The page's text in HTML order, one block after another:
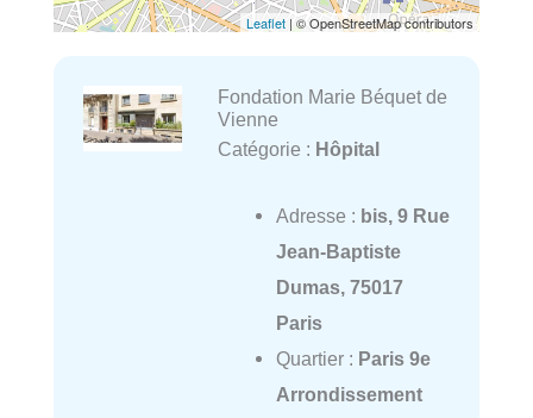
Leaflet | © OpenStreetMap contributors
Fondation Marie Béquet de
Vienne
Catégorie : Hôpital
Adresse : bis, 9 Rue
Jean-Baptiste
Dumas, 75017
Paris
Quartier : Paris 9e
Arrondissement